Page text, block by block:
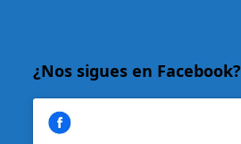
¿Nos sigues en Facebook?